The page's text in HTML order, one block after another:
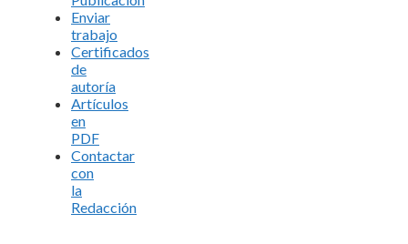
Enviar
trabajo
Certificados
de
autoría
Artículos
en
PDF
Contactar
con
la
Redacción